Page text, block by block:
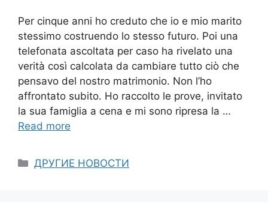
Per cinque anni ho creduto che io e mio marito
stessimo costruendo lo stesso futuro. Poi una
telefonata ascoltata per caso ha rivelato una
verità così calcolata da cambiare tutto ciò che
pensavo del nostro matrimonio. Non l’ho
affrontato subito. Ho raccolto le prove, invitato
la sua famiglia a cena e mi sono ripresa la …
Read more
Categories
ДРУГИЕ НОВОСТИ